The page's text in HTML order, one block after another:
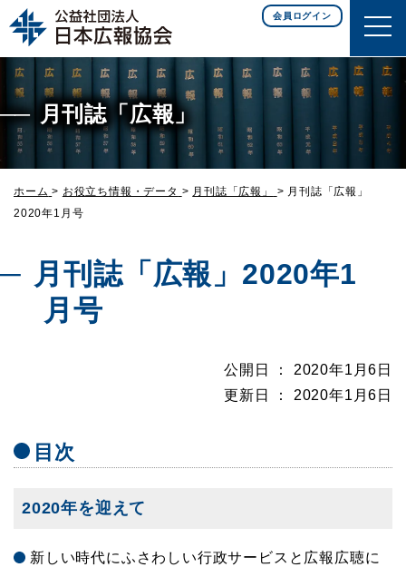
このページの本文へ移動
会員ログイン
月刊誌「広報」
ホーム > お役立ち情報・データ > 月刊誌「広報」 > 月刊誌「広報」
2020年1月号
月刊誌「広報」2020年1
月号
公開日 ： 2020年1月6日
更新日 ： 2020年1月6日
目次
2020年を迎えて
新しい時代にふさわしい行政サービスと広報広聴に